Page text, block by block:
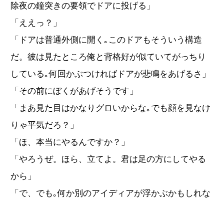
除夜の鐘突きの要領でドアに投げる」
「ええっ？」
「ドアは普通外側に開く｡このドアもそういう構造
だ。彼は見たところ俺と背格好が似ていてがっちり
している｡何回かぶつければドアが悲鳴をあげるさ」
「その前にぼくがあげそうです」
「まあ見た目はかなりグロいからな｡でも顔を見なけ
りゃ平気だろ？」
「ほ、本当にやるんですか？」
「やろうぜ。ほら、立てよ。君は足の方にしてやる
から」
「で、でも｡何か別のアイディアが浮かぶかもしれな